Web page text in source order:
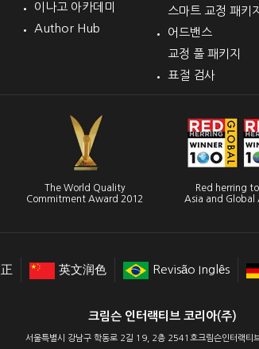
이나고 아카데미
Author Hub
스마트 교정 패키지
어드밴스
교정 풀 패키지
표절 검사
The World Quality
Commitment Award 2012
Red herring
Asia and Global
英文润色 Revisão Inglês
크림슨 인터랙티브 코리아(주)
서울특별시 강남구 학동로 2길 19, 2층 2541호크림슨인터랙티